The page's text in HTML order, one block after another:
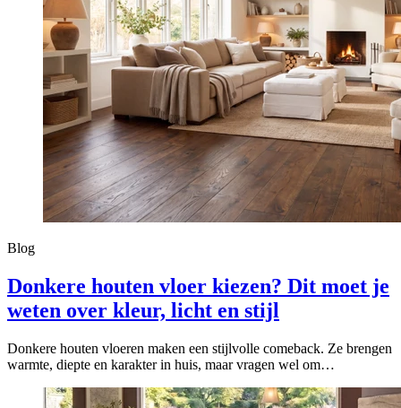
Blog
Donkere houten vloer kiezen? Dit moet je
weten over kleur, licht en stijl
Donkere houten vloeren maken een stijlvolle comeback. Ze brengen
warmte, diepte en karakter in huis, maar vragen wel om…